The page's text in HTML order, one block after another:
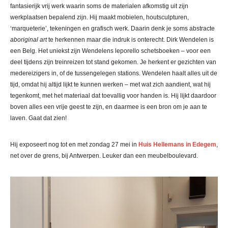
fantasierijk vrij werk waarin soms de materialen afkomstig uit zijn
werkplaatsen bepalend zijn. Hij maakt mobielen, houtsculpturen,
‘marqueterie’, tekeningen en grafisch werk. Daarin denk je soms abstracte
aboriginal artte herkennen maar die indruk is onterecht. Dirk Wendelen is
een Belg. Het uniekst zijn Wendelens leporello schetsboeken – voor een
deel tijdens zijn treinreizen tot stand gekomen. Je herkent er gezichten van
medereizigers in, of de tussengelegen stations. Wendelen haalt alles uit de
tijd, omdat hij altijd lijkt te kunnen werken – met wat zich aandient, wat hij
tegenkomt, met het materiaal dat toevallig voor handen is. Hij lijkt daardoor
boven alles een vrije geest te zijn, en daarmee is een bron om je aan te
laven. Gaat dat zien!
Hij exposeert nog tot en met zondag 27 mei in Huis Hellemans in Edegem,
net over de grens, bij Antwerpen. Leuker dan een meubelboulevard.